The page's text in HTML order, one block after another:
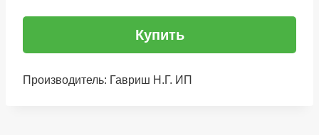
Купить
Производитель: Гавриш Н.Г. ИП